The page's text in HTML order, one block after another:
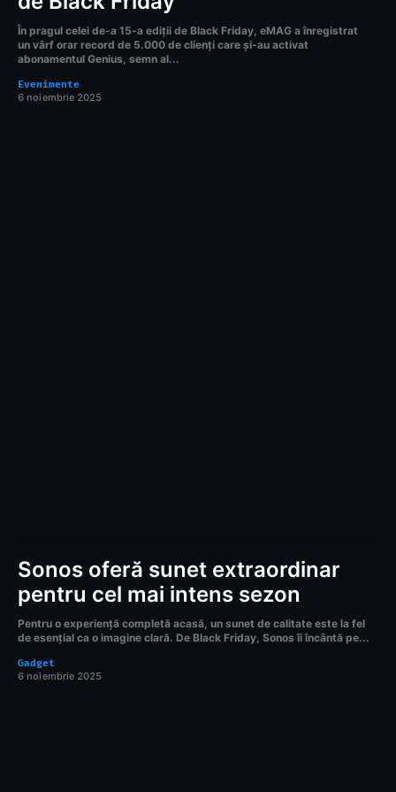
În pragul celei de-a 15-a ediții de Black Friday, eMAG a înregistrat
un vârf orar record de 5.000 de clienți care și-au activat
abonamentul Genius, semn al...
Evenimente
6 noiembrie 2025
Sonos oferă sunet extraordinar
pentru cel mai intens sezon
Pentru o experiență completă acasă, un sunet de calitate este la fel
de esențial ca o imagine clară. De Black Friday, Sonos îi încântă pe...
Gadget
6 noiembrie 2025